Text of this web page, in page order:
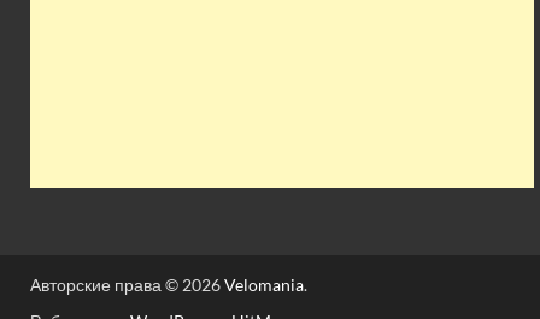
Авторские права © 2026Velomania.